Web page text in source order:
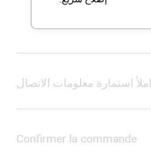
املأ استمارة معلومات الاتصال
Confirmer la commande